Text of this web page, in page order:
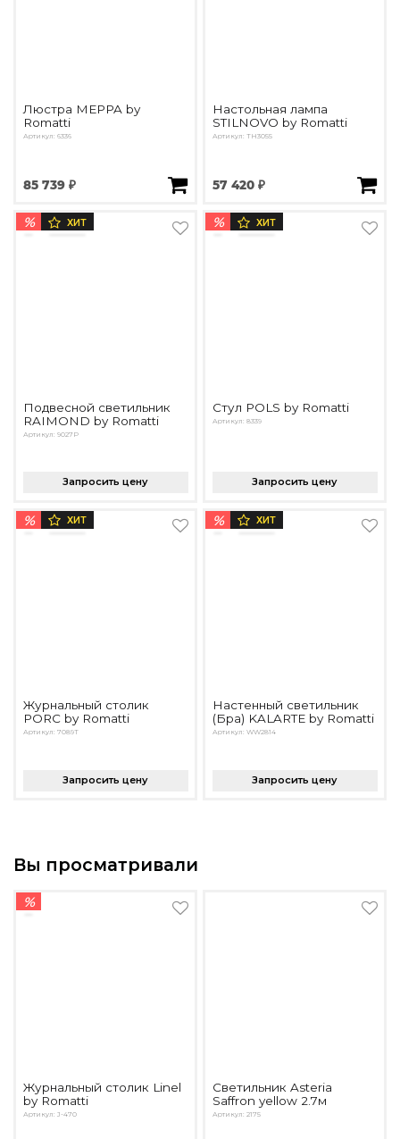
Люстра MEPPA by
Romatti
Артикул: 6336
85 739 ₽
Настольная лампа
STILNOVO by Romatti
Артикул: TH3055
57 420 ₽
% ХИТ
Подвесной светильник
RAIMOND by Romatti
Артикул: 9027P
Запросить цену
% ХИТ
Стул POLS by Romatti
Артикул: 8339
Запросить цену
% ХИТ
Журнальный столик
PORC by Romatti
Артикул: 7089T
Запросить цену
% ХИТ
Настенный светильник
(Бра) KALARTE by Romatti
Артикул: WW2814
Запросить цену
Вы просматривали
%
Журнальный столик Linel
by Romatti
Артикул: J-470
Светильник Asteria
Saffron yellow 2.7м
Артикул: 2175